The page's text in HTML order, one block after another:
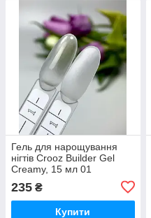
Гель для нарощування
нігтів Crooz Builder Gel
Creamy, 15 мл 01
235 ₴
Купити